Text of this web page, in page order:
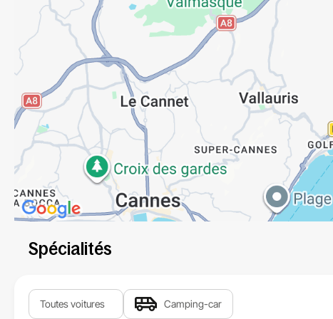
Spécialités
Toutes voitures Camping-car